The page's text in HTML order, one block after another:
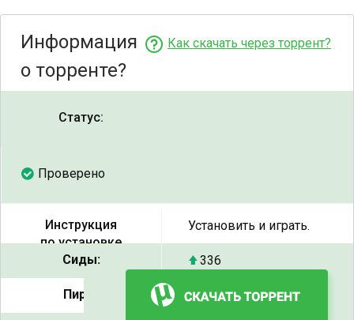
Как скачать через торрент?
Информация
о торренте?
Статус:
Проверено
Инструкция
по установке
Установить и играть.
Сиды: 336
Пиры: 29